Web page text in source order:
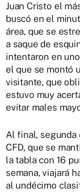
Juan Cristo el
buscó en el
área, que se
a saque de
intentaron en
el que se montó
visitante, que
estuvo muy
evitar males
Al final, segunda
CFD, que se
la tabla con 16
semana, viajará
al undécimo